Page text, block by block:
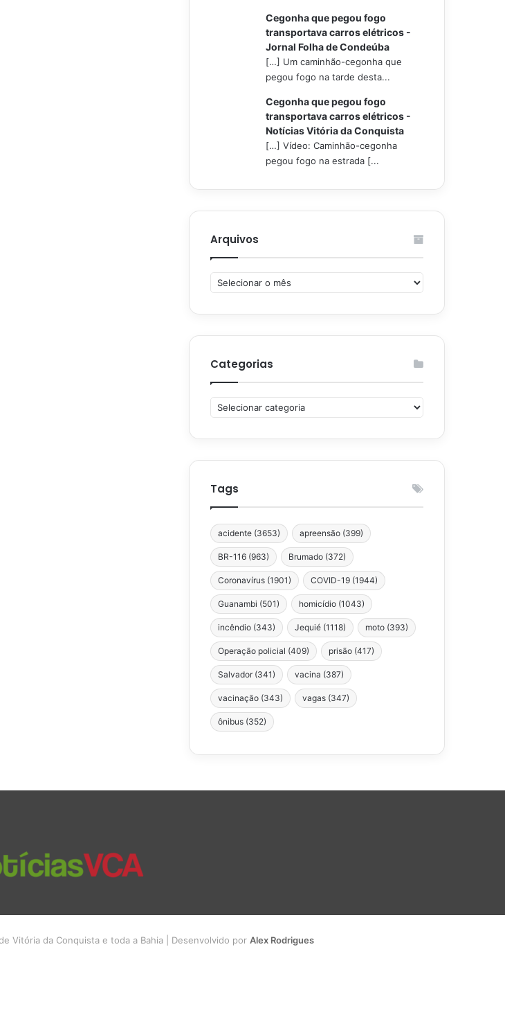
Cegonha que pegou fogo
transportava carros elétricos -
Jornal Folha de Condeúba
[…] Um caminhão-cegonha que
pegou fogo na tarde desta...
Cegonha que pegou fogo
transportava carros elétricos -
Notícias Vitória da Conquista
[…] Vídeo: Caminhão-cegonha
pegou fogo na estrada [...
Arquivos
Arquivos
Categorias
Categorias
Tags
acidente (3653) apreensão (399)
BR-116 (963) Brumado (372)
Coronavírus (1901) COVID-19 (1944)
Guanambi (501) homicídio (1043)
incêndio (343) Jequié (1118) moto (393)
Operação policial (409) prisão (417)
Salvador (341) vacina (387)
vacinação (343) vagas (347)
ônibus (352)
Vitória da Conquista e toda a Bahia | Desenvolvido por Alex Rodrigues